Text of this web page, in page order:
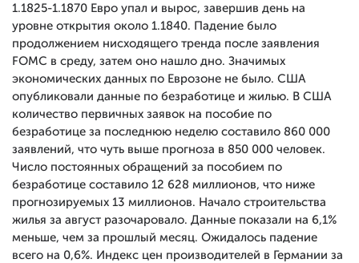
1.1825-1.1870 Евро упал и вырос, завершив день на
уровне открытия около 1.1840. Падение было
продолжением нисходящего тренда после заявления
FOMC в среду, затем оно нашло дно. Значимых
экономических данных по Еврозоне не было. США
опубликовали данные по безработице и жилью. В США
количество первичных заявок на пособие по
безработице за последнюю неделю составило 860 000
заявлений, что чуть выше прогноза в 850 000 человек.
Число постоянных обращений за пособием по
безработице составило 12 628 миллионов, что ниже
прогнозируемых 13 миллионов. Начало строительства
жилья за август разочаровало. Данные показали на 6,1%
меньше, чем за прошлый месяц. Ожидалось падение
всего на 0,6%. Индекс цен производителей в Германии за